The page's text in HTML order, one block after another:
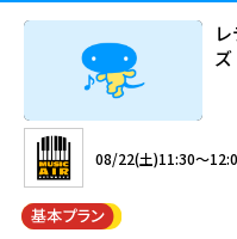
ズ
08/22(土)11:30～